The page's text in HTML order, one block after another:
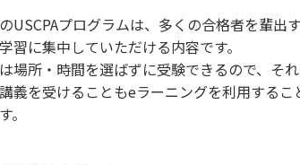
USCPAプログラムは、多くの合格者を輩出
習に集中していただける内容です。
場所・時間を選ばずに受験できるので、そ
義を受けることもeラーニングを利用する
。